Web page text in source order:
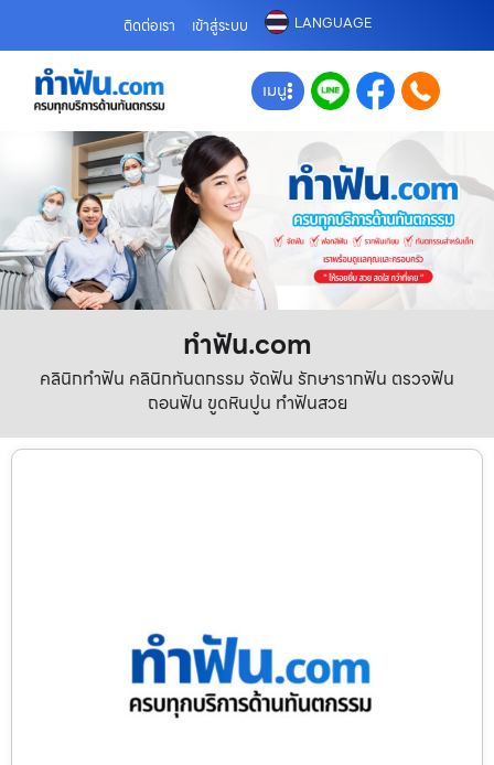
ติดต่อเรา เข้าสู่ระบบ LANGUAGE
เมนู
ทําฟัน.com
คลินิกทำฟัน คลินิกทันตกรรม จัดฟัน รักษารากฟัน ตรวจฟัน
ถอนฟัน ขูดหินปูน ทำฟันสวย